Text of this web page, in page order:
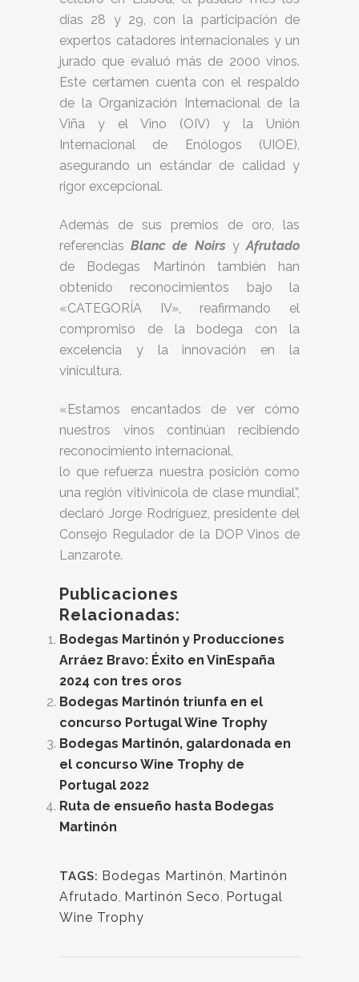
días 28 y 29, con la participación de
expertos catadores internacionales y un
jurado que evaluó más de 2000 vinos.
Este certamen cuenta con el respaldo
de la Organización Internacional de la
Viña y el Vino (OIV) y la Unión
Internacional de Enólogos (UIOE),
asegurando un estándar de calidad y
rigor excepcional.
Además de sus premios de oro, las
referenciasBlanc de Noirs yAfrutado
de Bodegas Martinón también han
obtenido reconocimientos bajo la
«CATEGORÍA IV», reafirmando el
compromiso de la bodega con la
excelencia y la innovación en la
vinicultura.
«Estamos encantados de ver cómo
nuestros vinos continúan recibiendo
reconocimiento internacional,
lo que refuerza nuestra posición como
una región vitivinícola de clase mundial”,
declaró Jorge Rodríguez, presidente del
Consejo Regulador de la DOP Vinos de
Lanzarote.
Publicaciones
Relacionadas:
Bodegas Martinón y Producciones
Arráez Bravo: Éxito en VinEspaña
2024 con tres oros
Bodegas Martinón triunfa en el
concurso Portugal Wine Trophy
Bodegas Martinón, galardonada en
el concurso Wine Trophy de
Portugal 2022
Ruta de ensueño hasta Bodegas
Martinón
TAGS: Bodegas Martinón, Martinón
Afrutado, Martinón Seco, Portugal
Wine Trophy